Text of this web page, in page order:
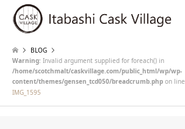
BLOG
Warning: Invalid argument supplied for foreach() in
/home/scotchmalt/caskvillage.com/public_html/wp/wp-
content/themes/gensen_tcd050/breadcrumb.php on line
IMG_1595